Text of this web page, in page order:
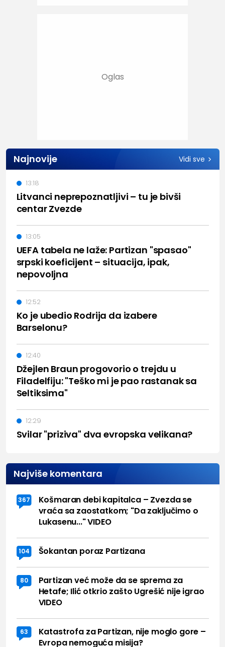
Najnovije Vidi sve
Litvanci neprepoznatljivi – tu je bivši
centar Zvezde
13:18
UEFA tabela ne laže: Partizan "spasao"
srpski koeficijent – situacija, ipak,
nepovoljna
13:05
Ko je ubedio Rodrija da izabere
Barselonu?
12:52
Džejlen Braun progovorio o trejdu u
Filadelfiju: "Teško mi je pao rastanak sa
Seltiksima"
12:40
Svilar "priziva" dva evropska velikana?
12:29
Najviše komentara
367
Košmaran debi kapitalca – Zvezda se
vraća sa zaostatkom; "Da zaključimo o
Lukasenu..." VIDEO
104 Šokantan poraz Partizana
80
Partizan već može da se sprema za
Hetafe; Ilić otkrio zašto Ugrešić nije igrao
VIDEO
63
Katastrofa za Partizan, nije moglo gore –
Evropa nemoguća misija?